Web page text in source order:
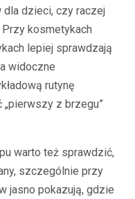
dzieci, czy raczej
kosmetykach
lepiej sprawdzają
widoczne
rutynę
z brzegu”
warto też sprawdzić,
szczególnie przy
jasno pokazują, gdzie